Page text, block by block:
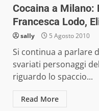
Cocaina a Milano:
Francesca Lodo,
sally 5 Agosto 2010
Si continua a parlare
svariati personaggi
riguardo lo spaccio...
Read More